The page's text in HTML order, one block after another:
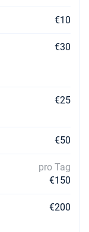
€10
€30
€25
€50
pro Tag
€150
€200